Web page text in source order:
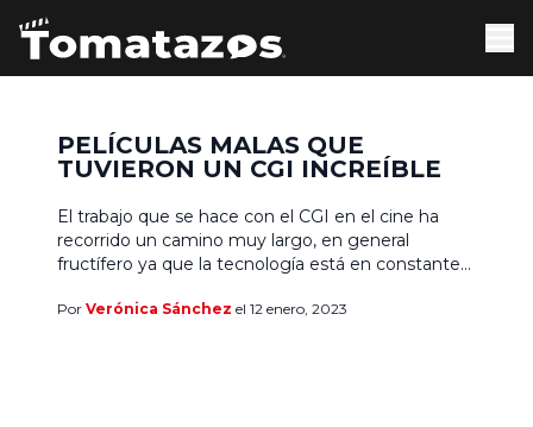
PELÍCULAS MALAS QUE
TUVIERON UN CGI INCREÍBLE
El trabajo que se hace con el CGI en el cine ha
recorrido un camino muy largo, en general
fructífero ya que la tecnología está en constante
vez se pueden hacer más y mejores cosas para
Por Verónica Sánchez el 12 enero, 2023